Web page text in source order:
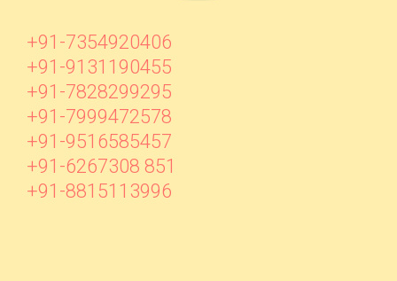
+91-7354920406
+91-9131190455
+91-7828299295
+91-7999472578
+91-9516585457
+91-6267308 851
+91-8815113996